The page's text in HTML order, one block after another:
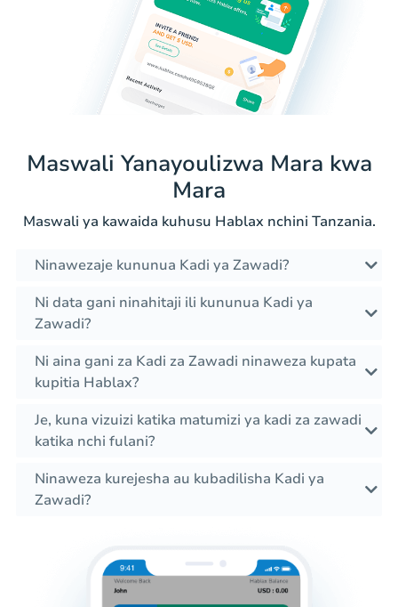
Maswali Yanayoulizwa Mara kwa
Mara
Maswali ya kawaida kuhusu Hablax nchini Tanzania.
Ninawezaje kununua Kadi ya Zawadi?
Ni data gani ninahitaji ili kununua Kadi ya
Zawadi?
Ni aina gani za Kadi za Zawadi ninaweza kupata
kupitia Hablax?
Je, kuna vizuizi katika matumizi ya kadi za zawadi
katika nchi fulani?
Ninaweza kurejesha au kubadilisha Kadi ya
Zawadi?